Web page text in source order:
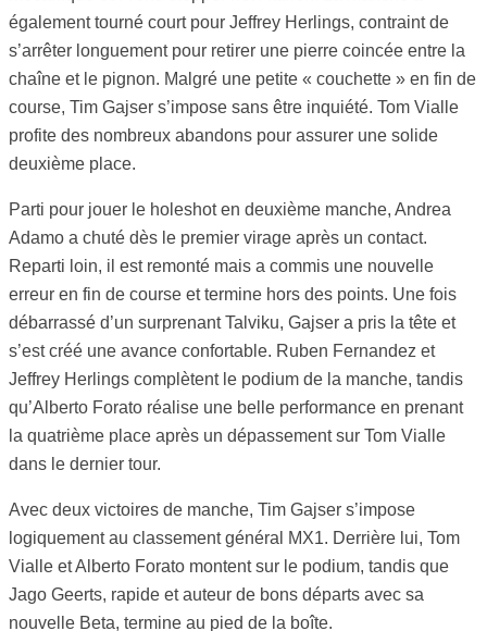
également tourné court pour Jeffrey Herlings, contraint de
s’arrêter longuement pour retirer une pierre coincée entre la
chaîne et le pignon. Malgré une petite « couchette » en fin de
course, Tim Gajser s’impose sans être inquiété. Tom Vialle
profite des nombreux abandons pour assurer une solide
deuxième place.
Parti pour jouer le holeshot en deuxième manche, Andrea
Adamo a chuté dès le premier virage après un contact.
Reparti loin, il est remonté mais a commis une nouvelle
erreur en fin de course et termine hors des points. Une fois
débarrassé d’un surprenant Talviku, Gajser a pris la tête et
s’est créé une avance confortable. Ruben Fernandez et
Jeffrey Herlings complètent le podium de la manche, tandis
qu’Alberto Forato réalise une belle performance en prenant
la quatrième place après un dépassement sur Tom Vialle
dans le dernier tour.
Avec deux victoires de manche, Tim Gajser s’impose
logiquement au classement général MX1. Derrière lui, Tom
Vialle et Alberto Forato montent sur le podium, tandis que
Jago Geerts, rapide et auteur de bons départs avec sa
nouvelle Beta, termine au pied de la boîte.